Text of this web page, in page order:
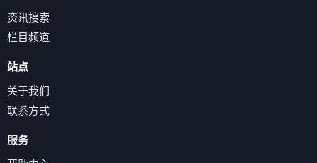
资讯搜索
栏目频道
站点
关于我们
联系方式
服务